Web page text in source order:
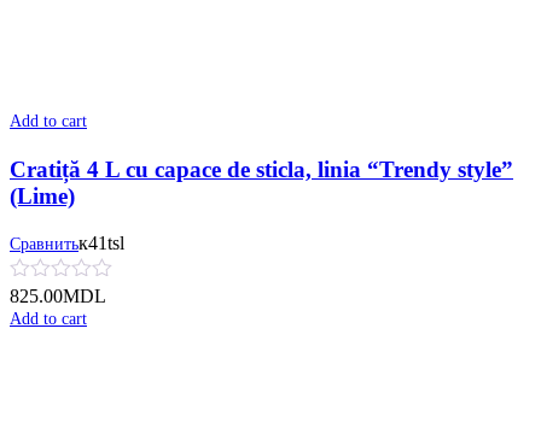
Add to cart
Cratiță 4 L cu сapace de sticla, linia “Trendy style”
(Lime)
Сравнитьк41tsl
825.00MDL
Add to cart